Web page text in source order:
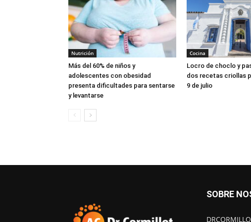
Nutrición
Más del 60% de niños y
adolescentes con obesidad
presenta dificultades para sentarse
y levantarse
Cocina
Locro de choclo y
dos recetas criollas
9 de julio
SOBRE